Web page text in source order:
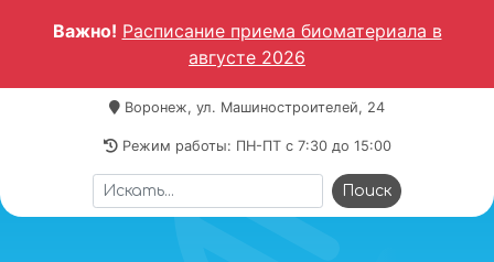
Важно! Расписание приема биоматериала в
августе 2026
Воронеж, ул. Машиностроителей, 24
Режим работы: ПН-ПТ c 7:30 до 15:00